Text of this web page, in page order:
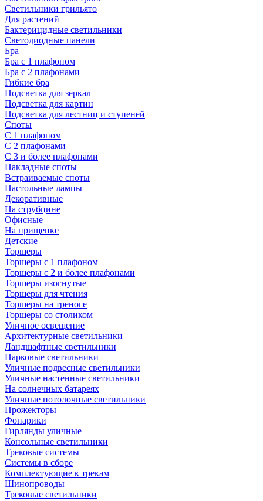
Светильники грильято
Для растений
Бактерицидные светильники
Светодиодные панели
Бра
Бра с 1 плафоном
Бра с 2 плафонами
Гибкие бра
Подсветка для зеркал
Подсветка для картин
Подсветка для лестниц и ступеней
Споты
С 1 плафоном
С 2 плафонами
С 3 и более плафонами
Накладные споты
Встраиваемые споты
Настольные лампы
Декоративные
На струбцине
Офисные
На прищепке
Детские
Торшеры
Торшеры с 1 плафоном
Торшеры с 2 и более плафонами
Торшеры изогнутые
Торшеры для чтения
Торшеры на треноге
Торшеры со столиком
Уличное освещение
Архитектурные светильники
Ландшафтные светильники
Парковые светильники
Уличные подвесные светильники
Уличные настенные светильники
На солнечных батареях
Уличные потолочные светильники
Прожекторы
Фонарики
Гирлянды уличные
Консольные светильники
Трековые системы
Системы в сборе
Комплектующие к трекам
Шинопроводы
Трековые светильники